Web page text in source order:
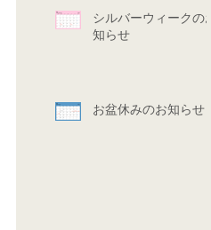
シルバーウィークのお
知らせ
お盆休みのお知らせ